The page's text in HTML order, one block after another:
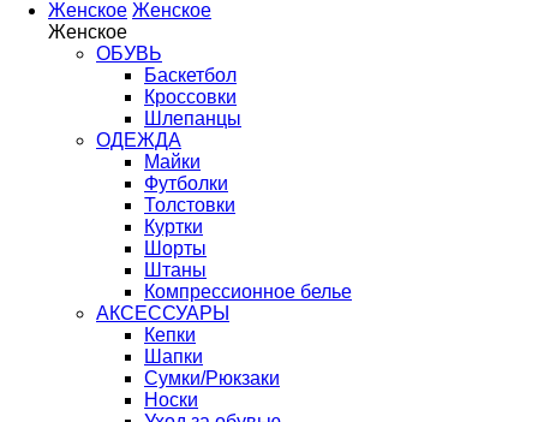
Женское Женское
Женское
ОБУВЬ
Баскетбол
Кроссовки
Шлепанцы
ОДЕЖДА
Майки
Футболки
Толстовки
Куртки
Шорты
Штаны
Компрессионное белье
АКСЕССУАРЫ
Кепки
Шапки
Сумки/Рюкзаки
Носки